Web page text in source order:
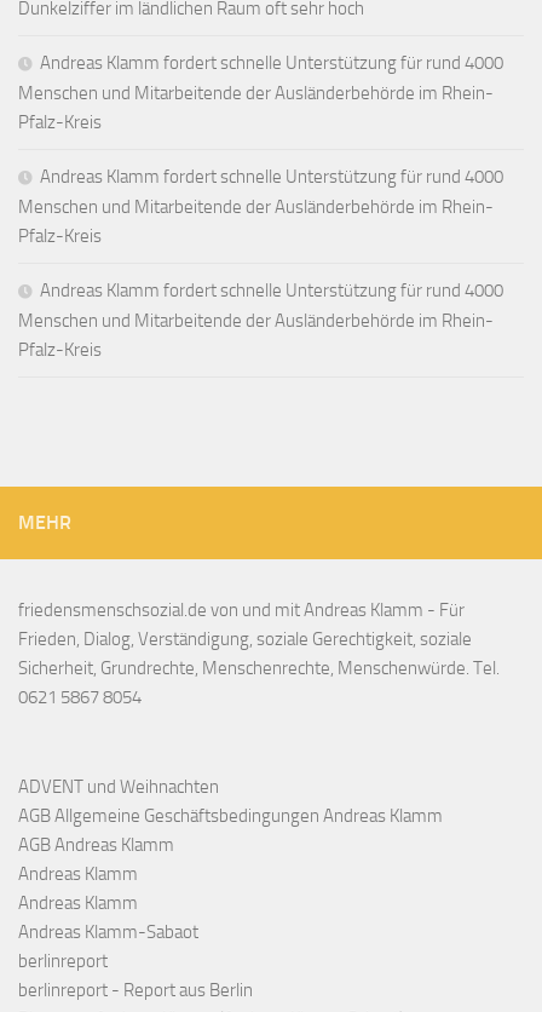
Dunkelziffer im ländlichen Raum oft sehr hoch
Andreas Klamm fordert schnelle Unterstützung für rund 4000
Menschen und Mitarbeitende der Ausländerbehörde im Rhein-
Pfalz-Kreis
Andreas Klamm fordert schnelle Unterstützung für rund 4000
Menschen und Mitarbeitende der Ausländerbehörde im Rhein-
Pfalz-Kreis
Andreas Klamm fordert schnelle Unterstützung für rund 4000
Menschen und Mitarbeitende der Ausländerbehörde im Rhein-
Pfalz-Kreis
MEHR
friedensmenschsozial.de von und mit Andreas Klamm - Für
Frieden, Dialog, Verständigung, soziale Gerechtigkeit, soziale
Sicherheit, Grundrechte, Menschenrechte, Menschenwürde. Tel.
0621 5867 8054
ADVENT und Weihnachten
AGB Allgemeine Geschäftsbedingungen Andreas Klamm
AGB Andreas Klamm
Andreas Klamm
Andreas Klamm
Andreas Klamm-Sabaot
berlinreport
berlinreport - Report aus Berlin